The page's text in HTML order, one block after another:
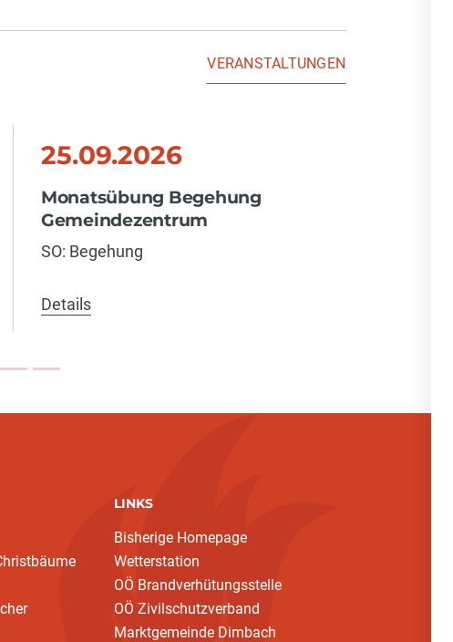
VERANSTALTUNGEN
25.09.2026
Monatsübung Begehung
Gemeindezentrum
SO: Begehung
Details
LINKS
Bisherige Homepage
Wetterstation
OÖ Brandverhütungsstelle
OÖ Zivilschutzverband
Marktgemeinde Dimbach